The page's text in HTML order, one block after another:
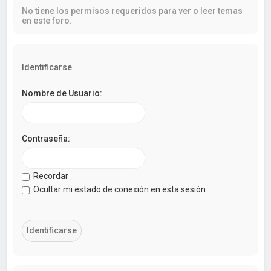
No tiene los permisos requeridos para ver o leer temas
en este foro.
Identificarse
Nombre de Usuario:
Contraseña:
Recordar
Ocultar mi estado de conexión en esta sesión